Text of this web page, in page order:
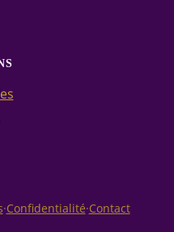
·Confidentialité·Contact